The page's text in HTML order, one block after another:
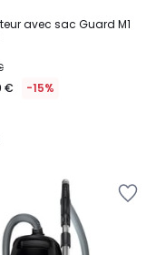
avec sac Guard M1
€ -15%